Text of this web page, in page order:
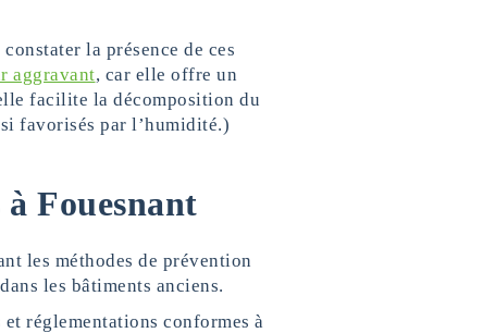
la présence de ces
aggravant, car elle offre un
facilite la décomposition du
favorisés par l’humidité.)
Fouesnant
les méthodes de prévention
les bâtiments anciens.
réglementations conformes à